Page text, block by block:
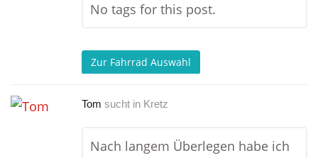
No tags for this post.
Zur Fahrrad Auswahl
Tom sucht in Kretz
Nach langem Überlegen habe ich